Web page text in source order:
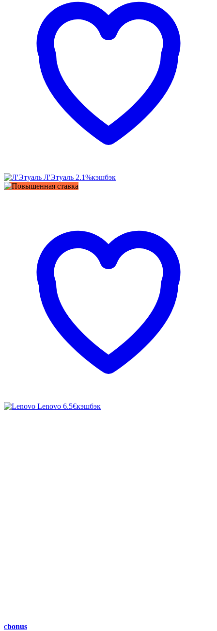
Л'Этуаль 2.1%кэшбэк
Lenovo 6.5€кэшбэк
cbonus